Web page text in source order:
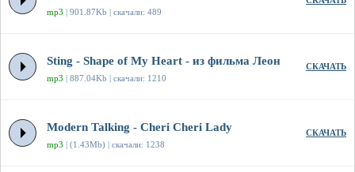
mp3 | 901.87Kb | скачали: 489
Sting - Shape of My Heart - из фильма Леон
mp3 | 887.04Kb | скачали: 1210
СКАЧАТЬ
Modern Talking - Cheri Cheri Lady
mp3 | (1.43Mb) | скачали: 1238
СКАЧАТЬ